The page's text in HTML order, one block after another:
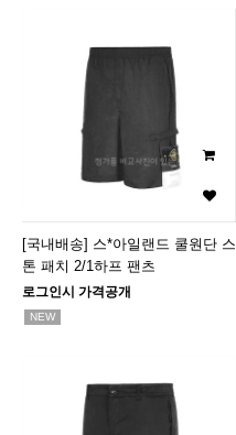
[국내배송] 스*아일랜드 쿨원단 스
톤 패치 2/1하프 팬츠
로그인시 가격공개
NEW